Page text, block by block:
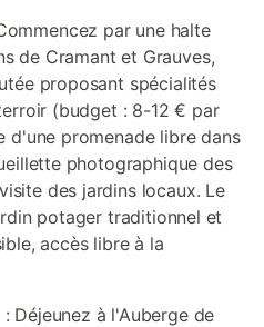
par une halte
de Cramant et Grauves,
proposant spécialités
(budget : 8-12 € par
d'une promenade libre dans
photographique des
des jardins locaux. Le
potager traditionnel et
accès libre à la
Déjeunez à l'Auberge de